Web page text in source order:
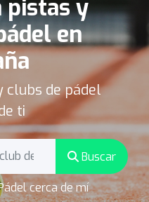
pistas y
en
clubs de pádel
ti
Buscar
cerca de mí